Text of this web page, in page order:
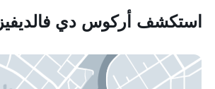
استكشف أركوس دي فالديفيز